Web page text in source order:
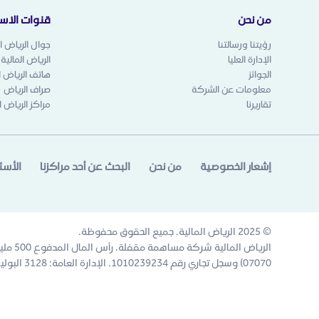
من نحن
رؤيتنا ورسالتنا
الإدارة العليا
الجوائز
معلومات عن الشركة
تقاريرنا
قنوات
جوال الرياض
الرياض
هاتف الرياض
صراف الرياض
مراكز الرياض
إشعار الخصوصية من نحن البحث عن أحد مراكزنا
© 2025 الرياض المالية. جميع الحقوق محفوظة.
07070) وسجل تجاري رقم 1010239234. الإدارة العامة: 3128 البوليفارد المالي، 6671 حي العقيق، الرياض 13519، المملكة العربية السعودية.